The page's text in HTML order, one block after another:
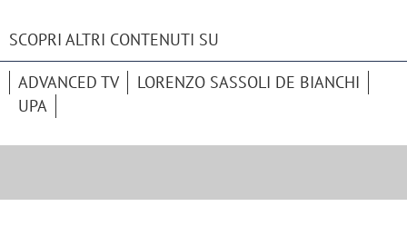
SCOPRI ALTRI CONTENUTI SU
ADVANCED TV
LORENZO SASSOLI DE BIANCHI
UPA